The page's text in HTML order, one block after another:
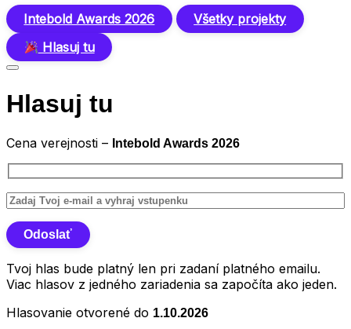
Intebold Awards 2026
Všetky projekty
Hlasuj tu
Hlasuj tu
Cena verejnosti – Intebold Awards 2026
Tvoj hlas bude platný len pri zadaní platného emailu.
Viac hlasov z jedného zariadenia sa započíta ako jeden.
Hlasovanie otvorené do 1.10.2026